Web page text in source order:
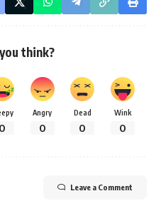
think?
0
Angry
0
Dead
0
Wink
0
Leave a Comment